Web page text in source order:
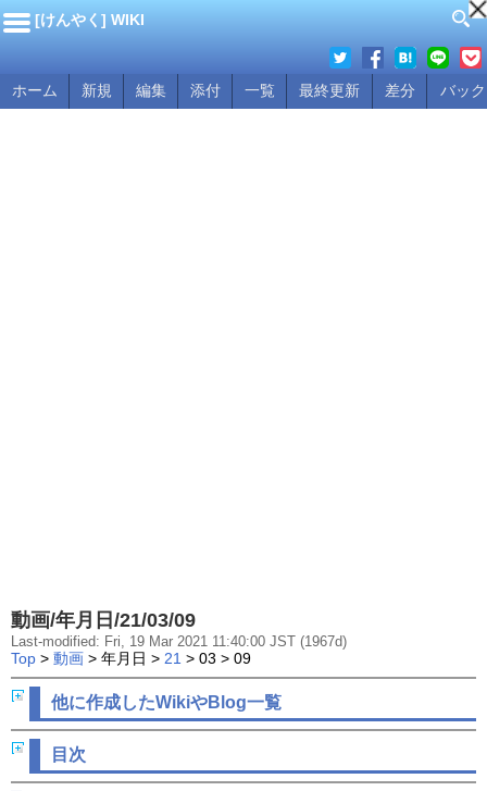
[けんやく] WIKI
ホーム 新規 編集 添付 一覧 最終更新 差分 バッ
動画/年月日/21/03/09
Last-modified: Fri, 19 Mar 2021 11:40:00 JST (1967d)
Top > 動画 > 年月日 > 21 > 03 > 09
他に作成したWikiやBlog一覧
目次